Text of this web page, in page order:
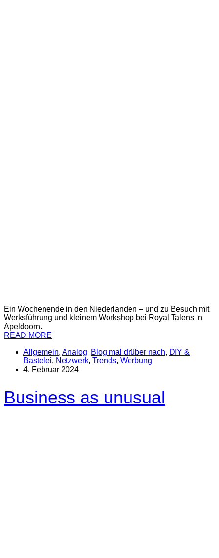
Ein Wochenende in den Niederlanden – und zu Besuch mit
Werksführung und kleinem Workshop bei Royal Talens in
Apeldoorn.
READ MORE
Allgemein, Analog, Blog mal drüber nach, DIY &
Bastelei, Netzwerk, Trends, Werbung
4. Februar 2024
Business as unusual